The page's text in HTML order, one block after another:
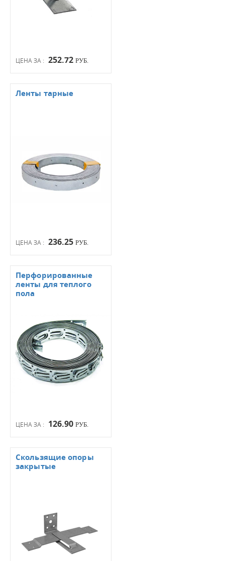
ЦЕНА ЗА : 252.72 РУБ.
ЦЕНА ЗА : 236.25 РУБ.
Ленты тарные
ЦЕНА ЗА : 126.90 РУБ.
Перфорированные
ленты для теплого
пола
Скользящие опоры
закрытые